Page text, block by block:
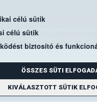
célú sütik
célú sütik
biztosító és
ÖSSZES SÜTI
KIVÁLASZTOTT SÜTIK
Nemzeti Élelmiszerlánc-biztonsági
Levelezési cím: 1525 Budapest.
E-mail:
Zöld szám: 06-80/263-244
Telefon: 06-1/ 336-9000